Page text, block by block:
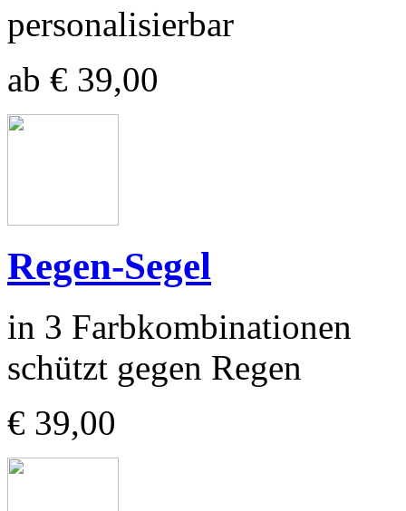
personalisierbar
ab € 39,00
Regen-Segel
in 3 Farbkombinationen
schützt gegen Regen
€ 39,00